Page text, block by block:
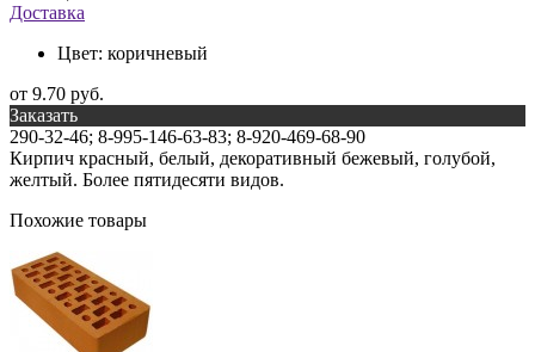
Доставка
Цвет: коричневый
от 9.70 руб.
Заказать
290-32-46; 8-995-146-63-83; 8-920-469-68-90
Кирпич красный, белый, декоративный бежевый, голубой,
желтый. Более пятидесяти видов.
Похожие товары